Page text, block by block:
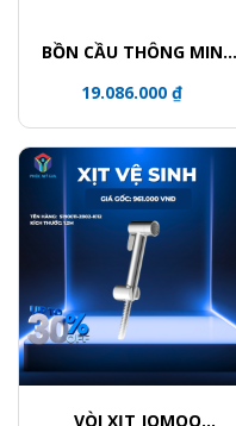
BỒN CẦU THÔNG MINH
TOILET
19.086.000 ₫
VÒI XỊT JOMOO